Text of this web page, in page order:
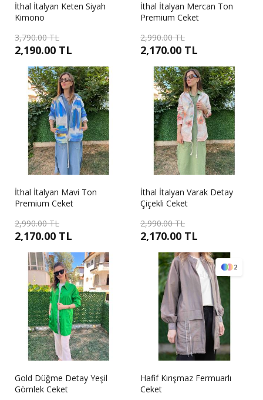
İthal İtalyan Keten Siyah
Kimono
3,790.00 TL
2,190.00 TL
İthal İtalyan Mercan Ton
Premium Ceket
2,990.00 TL
2,170.00 TL
İthal İtalyan Mavi Ton
Premium Ceket
2,990.00 TL
2,170.00 TL
İthal İtalyan Varak Detay
Çiçekli Ceket
2,990.00 TL
2,170.00 TL
Gold Düğme Detay Yeşil
Gömlek Ceket
2
Hafif Kırışmaz Fermuarlı
Ceket